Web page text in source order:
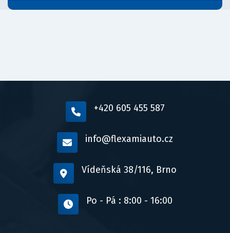
+420 605 455 587
info@flexamiauto.cz
Vídeňská 38/116, Brno
Po - Pá : 8:00 - 16:00